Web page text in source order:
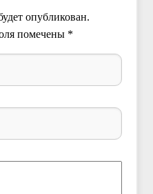
опубликован.
помечены *